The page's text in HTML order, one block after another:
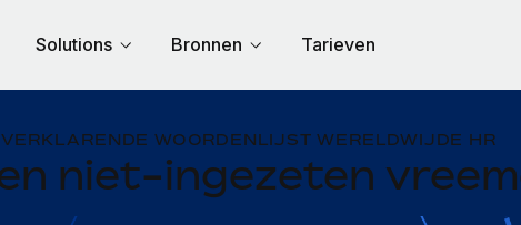
Solutions Bronnen Tarieven
VERKLARENDE WOORDENLIJST WERELDWIJDE HR
niet-ingezeten